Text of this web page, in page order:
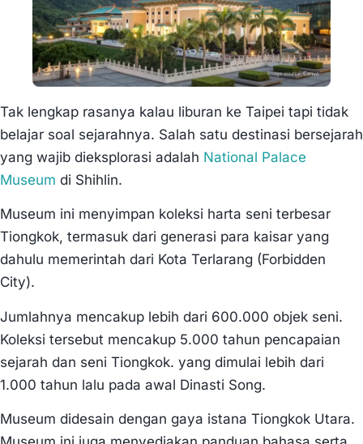
Tak lengkap rasanya kalau liburan ke Taipei tapi tidak
belajar soal sejarahnya. Salah satu destinasi bersejarah
yang wajib dieksplorasi adalah National Palace
Museum di Shihlin.
Museum ini menyimpan koleksi harta seni terbesar
Tiongkok, termasuk dari generasi para kaisar yang
dahulu memerintah dari Kota Terlarang (Forbidden
City).
Jumlahnya mencakup lebih dari 600.000 objek seni.
Koleksi tersebut mencakup 5.000 tahun pencapaian
sejarah dan seni Tiongkok. yang dimulai lebih dari
1.000 tahun lalu pada awal Dinasti Song.
Museum didesain dengan gaya istana Tiongkok Utara.